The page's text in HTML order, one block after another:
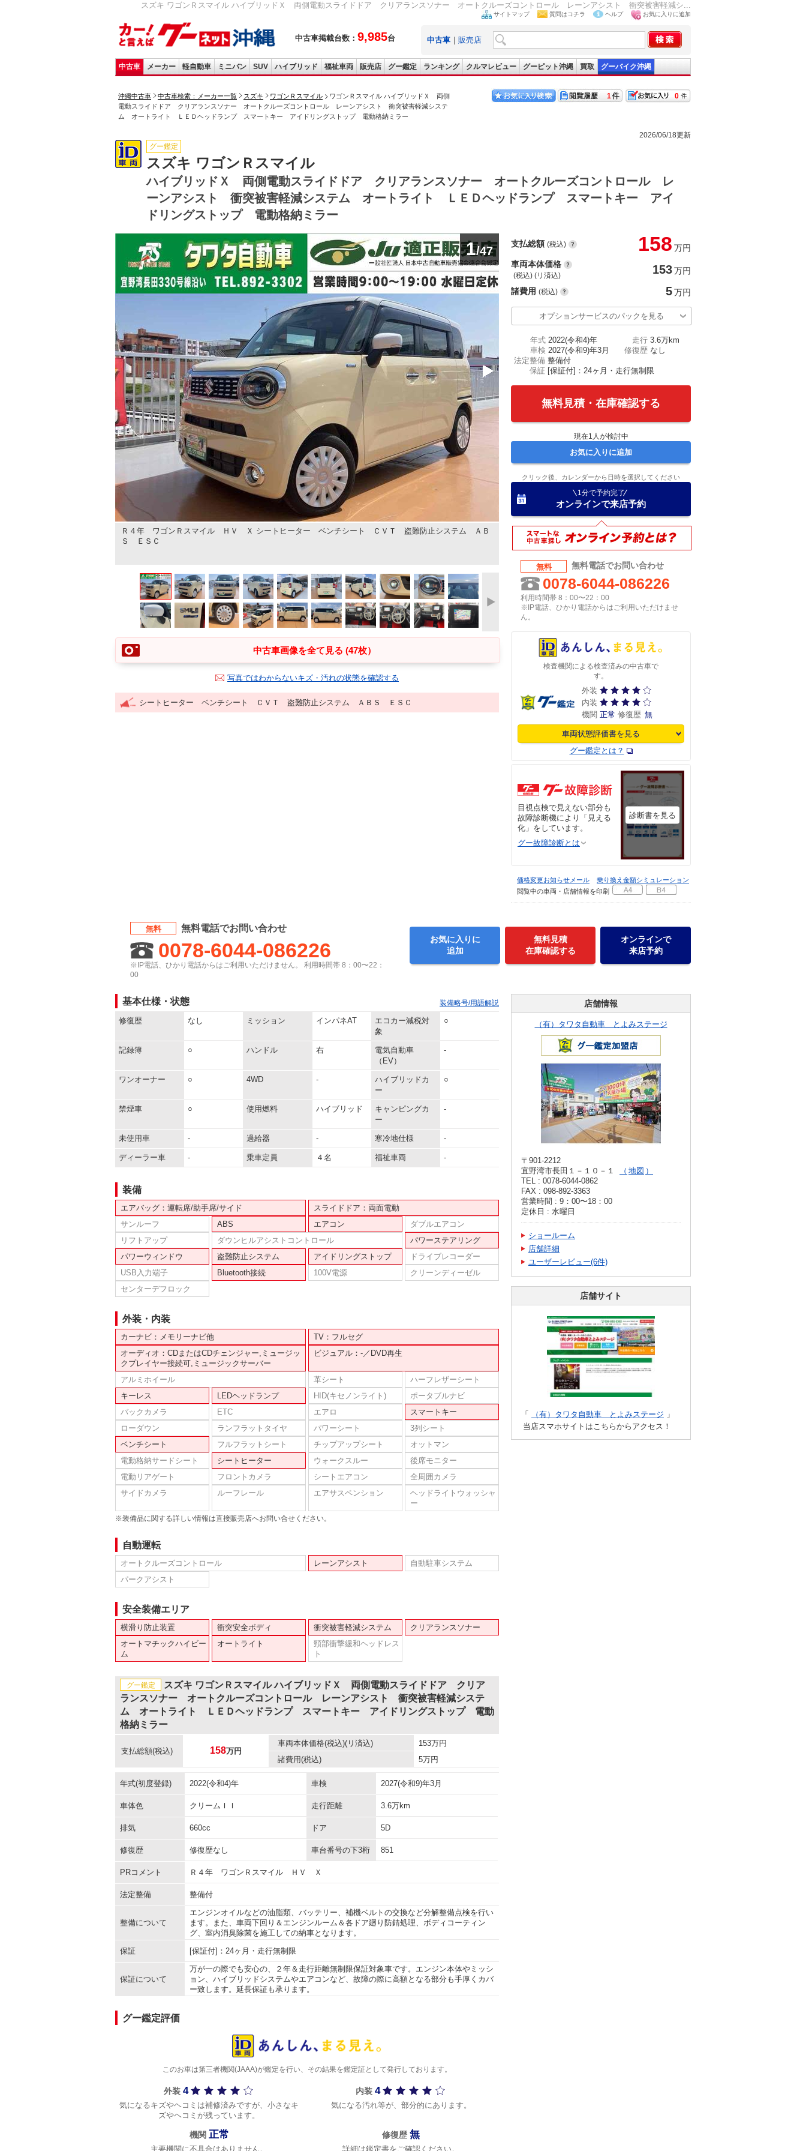
スズキ ワゴンＲスマイル ハイブリッドＸ 両側電動スライドドア クリアランスソナー オートクルーズコントロール レーンアシスト 衝突被害軽減シ...
中古車掲載台数： 9,985台
サイトマップ 質問はコチラ ヘルプ お気に入りに追加
中古車 ｜ 販売店
中古車 メーカー 軽自動車 ミニバン SUV ハイブリッド 福祉車両 販売店 グー鑑定 ランキング クルマレビュー グーピット沖縄 買取 グーバイク沖縄
沖縄中古車 中古車検索：メーカー一覧 スズキ ワゴンＲスマイル
ワゴンＲスマイル ハイブリッドＸ 両側
電動スライドドア クリアランスソナー オートクルーズコントロール レーンアシスト 衝突被害軽減システ
ム オートライト ＬＥＤヘッドランプ スマートキー アイドリングストップ 電動格納ミラー
0
1
2026/06/18更新
グー鑑定
スズキ ワゴンＲスマイル
ハイブリッドＸ 両側電動スライドドア クリアランスソナー オートクルーズコントロール レ
ーンアシスト 衝突被害軽減システム オートライト ＬＥＤヘッドランプ スマートキー アイ
ドリングストップ 電動格納ミラー
Ｒ４年 ワゴンＲスマイル ＨＶ Ｘ シートヒーター ベンチシート ＣＶＴ 盗難防止システム ＡＢ
Ｓ ＥＳＣ
1/47
中古車画像を全て見る (47枚）
写真ではわからないキズ・汚れの状態を確認する
シートヒーター ベンチシート ＣＶＴ 盗難防止システム ＡＢＳ ＥＳＣ
支払総額 (税込) 158 万円
車両本体価格
(税込) (リ済込) 153万円
諸費用 (税込) 5万円
オプションサービスのパックを見る
年式 2022(令和4)年 走行 3.6万km
車検 2027(令和9)年3月 修復歴 なし
法定整備 整備付
保証 [保証付]：24ヶ月・走行無制限
無料見積・在庫確認する
現在1 人が検討中
お気に入りに追加
クリック後、カレンダーから日時を選択してください
1分で予約完了
オンラインで来店予約
無料 無料電話でお問い合わせ
0078-6044-086226
利用時間帯 8：00〜22：00
※IP電話、ひかり電話からはご利用いただけませ
ん。
検査機関による検査済みの中古車で
す。
外装
内装
機関 正常 修復歴 無
車両状態評価書を見る
グー鑑定とは？
目視点検で見えない部分も
故障診断機により「見える
化」をしています。
グー故障診断とは
診断書を見る
価格変更お知らせメール
乗り換え金額シミュレーション
閲覧中の車両・店舗情報を印刷
無料 無料電話でお問い合わせ
0078-6044-086226
※IP電話、ひかり電話からはご利用いただけません。 利用時間帯 8：00〜22：
00
お気に入りに
追加
無料見積
在庫確認する
オンラインで
来店予約
基本仕様・状態 装備略号/用語解説
修復歴 なし ミッション インパネAT
エコカー減税対
象
○
記録簿 ○ ハンドル 右
電気自動車
（EV）
-
ワンオーナー ○ 4WD -
ハイブリッドカ
ー
○
禁煙車 ○ 使用燃料 ハイブリッド
キャンピングカ
ー
-
未使用車 - 過給器 - 寒冷地仕様 -
ディーラー車 - 乗車定員 ４名 福祉車両 -
装備
エアバッグ：運転席/助手席/サイド
スライドドア：両面電動
サンルーフ
ABS エアコン
ダブルエアコン
リフトアップ
ダウンヒルアシストコントロール
パワーステアリング
パワーウィンドウ
盗難防止システム アイドリングストップ
ドライブレコーダー
USB入力端子
Bluetooth接続 100V電源
クリーンディーゼル
センターデフロック
外装・内装
カーナビ：メモリーナビ他
TV：フルセグ
オーディオ：CDまたはCDチェンジャー,ミュージッ
クプレイヤー接続可,ミュージックサーバー
ビジュアル：-／DVD再生
アルミホイール 革シート
ハーフレザーシート
キーレス
LEDヘッドランプ HID(キセノンライト)
ポータブルナビ
バックカメラ
ETC エアロ
スマートキー
ローダウン
ランフラットタイヤ パワーシート
3列シート
ベンチシート
フルフラットシート チップアップシート
オットマン
電動格納サードシート
シートヒーター ウォークスルー
後席モニター
電動リアゲート
フロントカメラ シートエアコン
全周囲カメラ
サイドカメラ
ルーフレール エアサスペンション
ヘッドライトウォッシャ
ー
※装備品に関する詳しい情報は直接販売店へお問い合せください。
自動運転
オートクルーズコントロール レーンアシスト
自動駐車システム
パークアシスト
安全装備エリア
横滑り防止装置 衝突安全ボディ 衝突被害軽減システム
クリアランスソナー
オートマチックハイビー
ム
オートライト
頸部衝撃緩和ヘッドレス
ト
グー鑑定
スズキ ワゴンＲスマイル ハイブリッドＸ 両側電動スライドドア クリア
ランスソナー オートクルーズコントロール レーンアシスト 衝突被害軽減システ
ム オートライト ＬＥＤヘッドランプ スマートキー アイドリングストップ 電動
格納ミラー
支払総額(税込) 158万円
車両本体価格(税込)(リ済込) 153万円
諸費用(税込) 5万円
年式(初度登録) 2022(令和4)年 車検 2027(令和9)年3月
車体色 クリームＩＩ 走行距離 3.6万km
排気 660cc ドア 5D
修復歴 修復歴なし 車台番号の下3桁 851
PRコメント Ｒ４年 ワゴンＲスマイル ＨＶ Ｘ
法定整備 整備付
整備について
エンジンオイルなどの油脂類、バッテリー、補機ベルトの交換など分解整備点検を行い
ます。また、車両下回り＆エンジンルーム＆各ドア廻り防錆処理、ボディコーティン
グ、室内消臭除菌を施工しての納車となります。
保証
[保証付]：24ヶ月・走行無制限
保証について
万が一の際でも安心の、２年＆走行距離無制限保証対象車です。エンジン本体やミッシ
ョン、ハイブリッドシステムやエアコンなど、故障の際に高額となる部分も手厚くカバ
ー致します。延長保証も承ります。
グー鑑定評価
このお車は第三者機関(JAAA)が鑑定を行い、その結果を鑑定証として発行しております。
外装 4
気になるキズやヘコミは補修済みですが、小さなキ
ズやヘコミが残っています。
内装 4
気になる汚れ等が、部分的にあります。
機関 正常
主要機関に不具合はありません。
修復歴 無
詳細は鑑定書をご確認ください。
店舗情報
（有）タワタ自動車 とよみステージ
〒901-2212
宜野湾市長田１－１０－１
地図
TEL : 0078-6044-0862
FAX : 098-892-3363
営業時間 : 9：00〜18：00
定休日 : 水曜日
ショールーム
店舗詳細
ユーザーレビュー(6件)
店舗サイト
「 （有）タワタ自動車 とよみステージ 」
当店スマホサイトはこちらからアクセス！